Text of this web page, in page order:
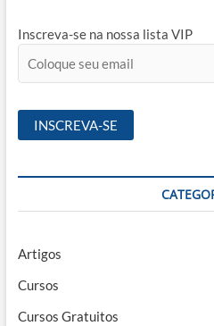
Inscreva-se na nossa lista VIP
Artigos
Cursos
Cursos Gratuitos